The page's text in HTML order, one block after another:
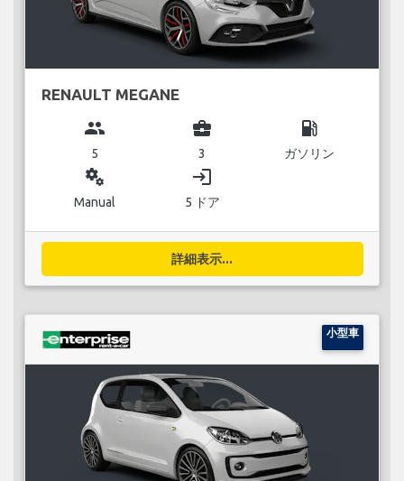
RENAULT MEGANE
group
5
business_center
3
local_gas_station
ガソリン
miscellaneous_services
Manual
login
5 ドア
詳細表示...
小型車